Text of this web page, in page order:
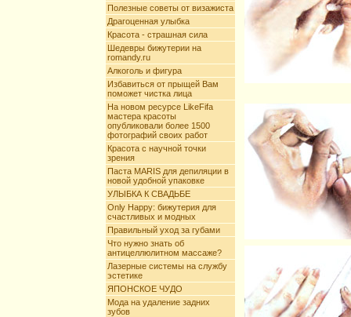
Полезные советы от визажиста
Драгоценная улыбка
Красота - страшная сила
Шедевры бижутерии на
romandy.ru
Алкоголь и фигура
Избавиться от прыщей Вам
поможет чистка лица
На новом ресурсе LikeFifa
мастера красоты
опубликовали более 1500
фотографий своих работ
Красота с научной точки
зрения
Паста MARIS для депиляции в
новой удобной упаковке
УЛЫБКА К СВАДЬБЕ
Only Happy: бижутерия для
счастливых и модных
Правильный уход за губами
Что нужно знать об
антицеллюлитном массаже?
Лазерные системы на службу
эстетике
ЯПОНСКОЕ ЧУДО
Мода на удаление задних
зубов